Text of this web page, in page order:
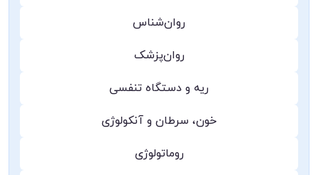
روان‌شناس
روان‌پزشک
ریه و دستگاه تنفسی
خون، سرطان و آنکولوژی
روماتولوژی